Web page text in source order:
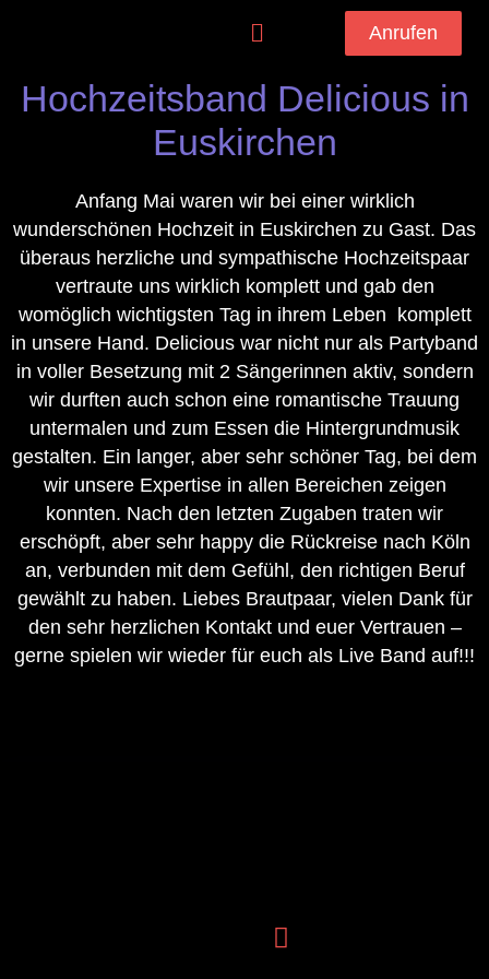
Anrufen
Hochzeitsband Delicious in
Euskirchen
Anfang Mai waren wir bei einer wirklich
wunderschönen Hochzeit in Euskirchen zu Gast. Das
überaus herzliche und sympathische Hochzeitspaar
vertraute uns wirklich komplett und gab den
womöglich wichtigsten Tag in ihrem Leben komplett
in unsere Hand. Delicious war nicht nur als Partyband
in voller Besetzung mit 2 Sängerinnen aktiv, sondern
wir durften auch schon eine romantische Trauung
untermalen und zum Essen die Hintergrundmusik
gestalten. Ein langer, aber sehr schöner Tag, bei dem
wir unsere Expertise in allen Bereichen zeigen
konnten. Nach den letzten Zugaben traten wir
erschöpft, aber sehr happy die Rückreise nach Köln
an, verbunden mit dem Gefühl, den richtigen Beruf
gewählt zu haben. Liebes Brautpaar, vielen Dank für
den sehr herzlichen Kontakt und euer Vertrauen –
gerne spielen wir wieder für euch als Live Band auf!!!